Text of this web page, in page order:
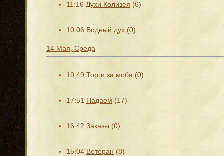
11:16 Духи Колизея (6)
10:06 Водный дух (0)
14 Мая, Среда
19:49 Торги за моба (0)
17:51 Падаем (17)
16:42 Заказы (0)
15:04 Ветеран (8)